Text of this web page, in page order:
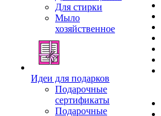
Для стирки
Мыло
хозяйственное
Идеи для подарков
Подарочные
сертификаты
Подарочные